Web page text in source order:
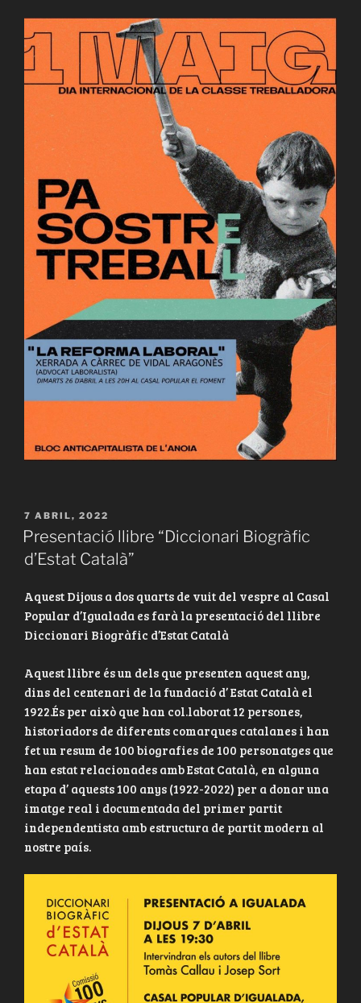
PUBLICAT
A
7 ABRIL, 2022
Presentació llibre “Diccionari Biogràfic
d’Estat Català”
Aquest Dijous a dos quarts de vuit del vespre al Casal
Popular d’Igualada es farà la presentació del llibre
Diccionari Biogràfic d’Estat Català
Aquest llibre és un dels que presenten aquest any,
dins del centenari de la fundació d’ Estat Català el
1922.És per això que han col.laborat 12 persones,
historiadors de diferents comarques catalanes i han
fet un resum de 100 biografies de 100 personatges que
han estat relacionades amb Estat Català, en alguna
etapa d’ aquests 100 anys (1922-2022) per a donar una
imatge real i documentada del primer partit
independentista amb estructura de partit modern al
nostre país.